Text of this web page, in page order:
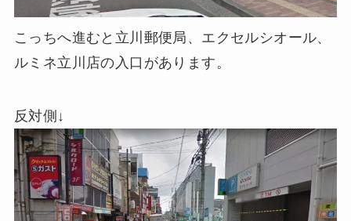
こっちへ進むと立川郵便局、エクセルシオール、
ルミネ立川店の入口があります。
反対側↓